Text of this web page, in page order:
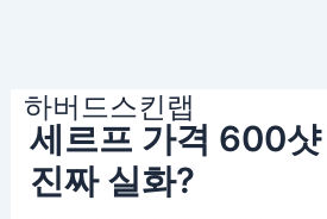
하버드스킨랩
세르프 가격 600샷
진짜 실화?